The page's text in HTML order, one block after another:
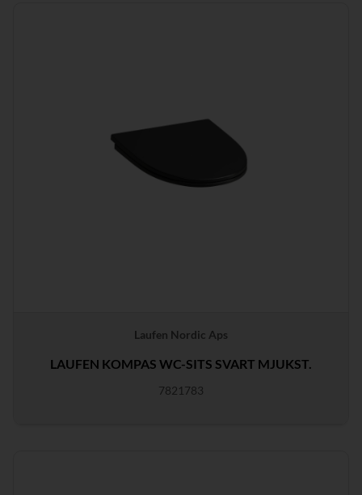
Laufen Nordic Aps
LAUFEN KOMPAS WC-SITS SVART MJUKST.
7821783